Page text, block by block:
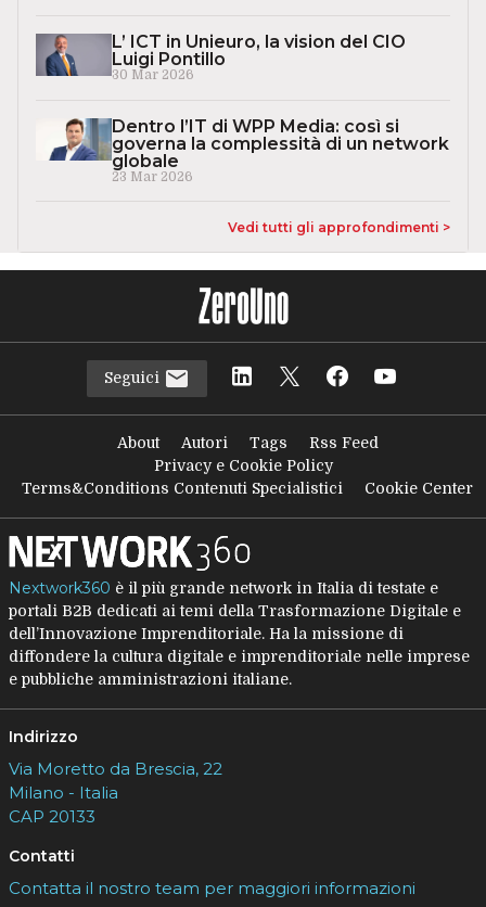
L’ ICT in Unieuro, la vision del CIO
Luigi Pontillo
30 Mar 2026
Dentro l’IT di WPP Media: così si
governa la complessità di un network
globale
23 Mar 2026
Vedi tutti gli approfondimenti >
Seguici
About Autori Tags
Rss Feed
Privacy e Cookie Policy
Terms&Conditions Contenuti Specialistici
Cookie Center
Nextwork360 è il più grande network in Italia di testate e
portali B2B dedicati ai temi della Trasformazione Digitale e
dell’Innovazione Imprenditoriale. Ha la missione di
diffondere la cultura digitale e imprenditoriale nelle imprese
e pubbliche amministrazioni italiane.
Indirizzo
Via Moretto da Brescia, 22
Milano - Italia
CAP 20133
Contatti
Contatta il nostro team per maggiori informazioni